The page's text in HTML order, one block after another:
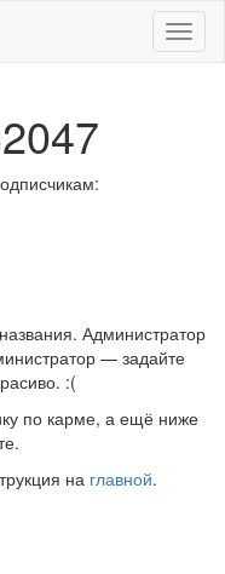
Администратор
— задайте
:(
по карме, а ещё ниже
на главной.